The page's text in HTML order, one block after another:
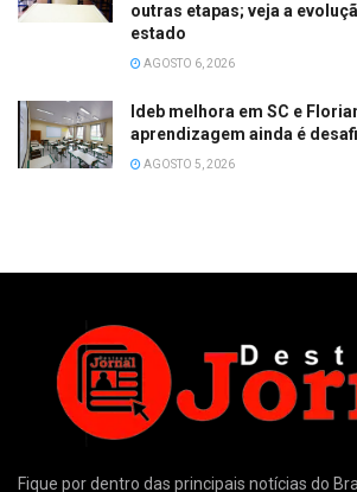
outras etapas; veja a
estado
AGOSTO 6, 2026
Ideb melhora em SC e
aprendizagem ainda é
AGOSTO 5, 2026
Fique por dentro das principais notícias do